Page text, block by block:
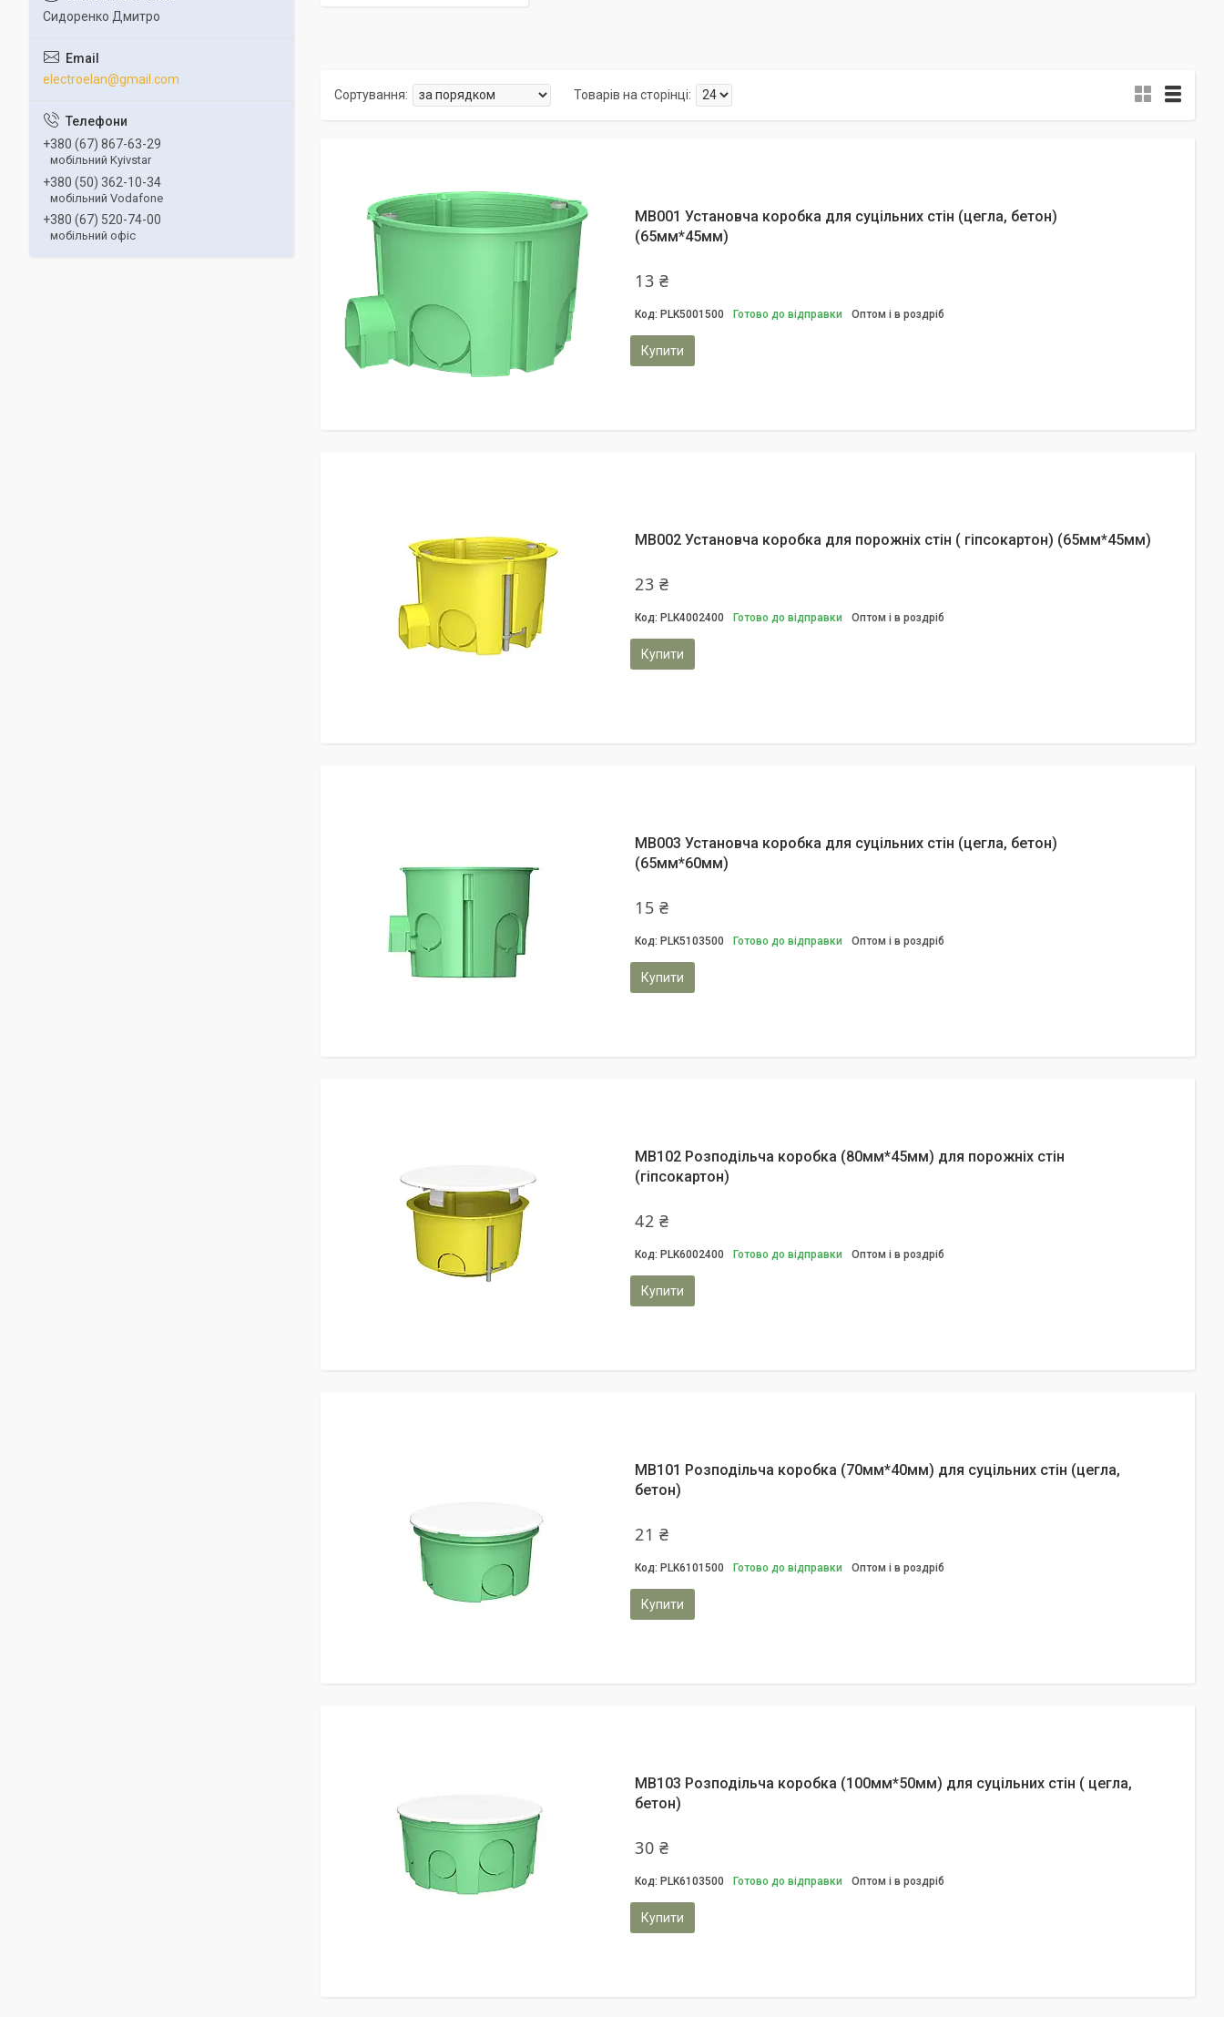
MB001 Установча коробка для суцільних стін (цегла, бетон)
(65мм*45мм)
13 ₴
PLK5001500 Готово до відправки Оптом і в роздріб
Купити
MB002 Установча коробка для порожніх стін ( гіпсокартон) (65мм*45мм)
23 ₴
PLK4002400 Готово до відправки Оптом і в роздріб
Купити
MB003 Установча коробка для суцільних стін (цегла, бетон)
(65мм*60мм)
15 ₴
PLK5103500 Готово до відправки Оптом і в роздріб
Купити
MB102 Розподільча коробка (80мм*45мм) для порожніх стін
(гіпсокартон)
42 ₴
PLK6002400 Готово до відправки Оптом і в роздріб
Купити
MB101 Розподільча коробка (70мм*40мм) для суцільних стін (цегла,
бетон)
21 ₴
PLK6101500 Готово до відправки Оптом і в роздріб
Купити
MB103 Розподільча коробка (100мм*50мм) для суцільних стін ( цегла,
бетон)
30 ₴
PLK6103500 Готово до відправки Оптом і в роздріб
Купити
Сидоренко Дмитро
electroelan@gmail.com
+380 (67) 867-63-29
мобільний Kyivstar
+380 (50) 362-10-34
мобільний Vodafone
+380 (67) 520-74-00
мобільний офіс